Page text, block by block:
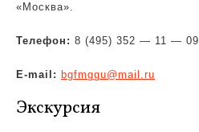
«Москва».
Телефон: 8 (495) 352 — 11 — 09
E-mail: bgfmggu@mail.ru
Экскурсия